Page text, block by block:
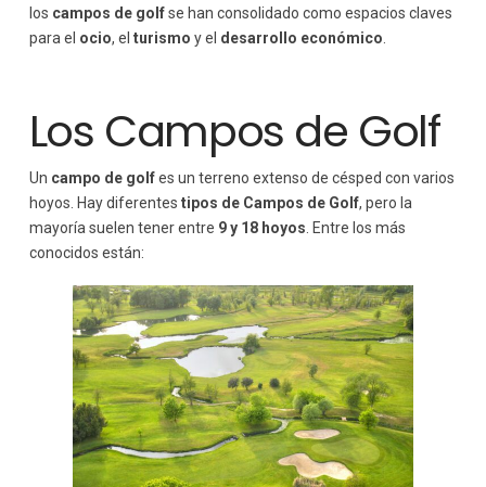
los campos de golfse han consolidado como espacios claves
para el ocio, el turismo y el desarrollo económico
Los Campos de Golf
Un campo de golfes un terreno extenso de césped con varios
hoyos. Hay diferentes tipos de Campos de Golf, pero la
mayoría suelen tener entre 9 y 18 hoyos . Entre los más
conocidos están: